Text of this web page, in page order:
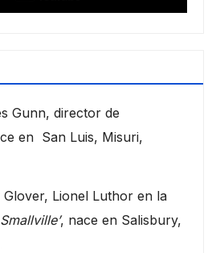
Gunn, director de
en San Luis, Misuri,
Lionel Luthor en la
Smallville’, nace en Salisbury,